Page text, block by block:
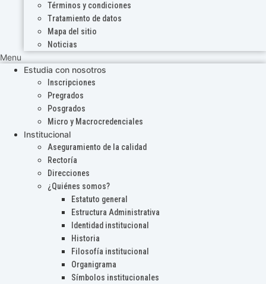
Términos y condiciones
Tratamiento de datos
Mapa del sitio
Noticias
Menu
Estudia con nosotros
Inscripciones
Pregrados
Posgrados
Micro y Macrocredenciales
Institucional
Aseguramiento de la calidad
Rectoría
Direcciones
¿Quiénes somos?
Estatuto general
Estructura Administrativa
Identidad institucional
Historia
Filosofía institucional
Organigrama
Símbolos institucionales